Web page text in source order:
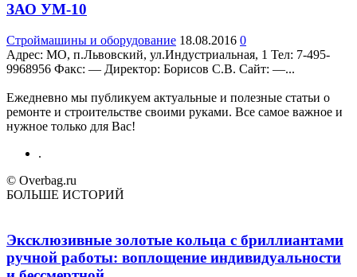
ЗАО УМ-10
Строймашины и оборудование 18.08.2016 0
Адрес: МО, п.Львовский, ул.Индустриальная, 1 Teл: 7-495-
9968956 Факс: — Директор: Борисов С.В. Сайт: —...
Ежедневно мы публикуем актуальные и полезные статьи о
ремонте и строительстве своими руками. Все самое важное и
нужное только для Вас!
.
© Overbag.ru
БОЛЬШЕ ИСТОРИЙ
Эксклюзивные золотые кольца с бриллиантами
ручной работы: воплощение индивидуальности